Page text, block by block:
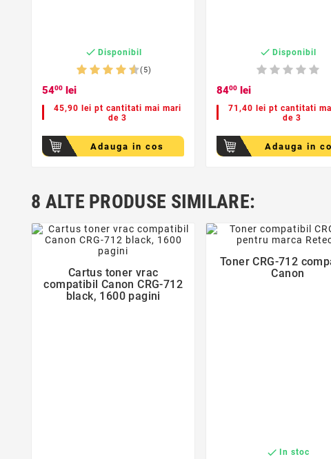

favorite_border
 Disponibil
(5)
5400 lei
45,90 lei pt cantitati mai mari
de 3
Adauga in cos favorite_border
 Disponibil
8400 lei
71,40 lei pt cantitati
de 3
Adauga in
8 ALTE PRODUSE SIMILARE:
Cartus toner vrac
compatibil Canon CRG-712
black, 1600 pagini
Toner CRG-712
Canon
 In stoc